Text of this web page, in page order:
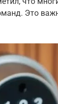
Это